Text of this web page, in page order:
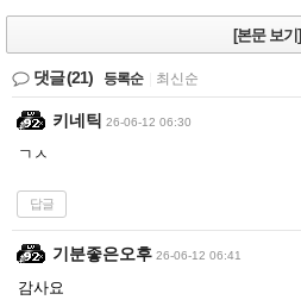
[본문 보기]
댓글(21) 등록순 최신순
키네틱 26-06-12 06:30
ㄱㅅ
답글
기분좋은오후 26-06-12 06:41
감사요